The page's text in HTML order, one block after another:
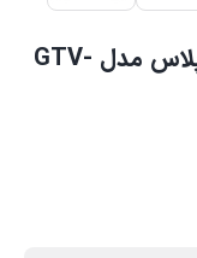
تلویزیون 32 اینچ ال ای دی جی پلاس مدل GTV-